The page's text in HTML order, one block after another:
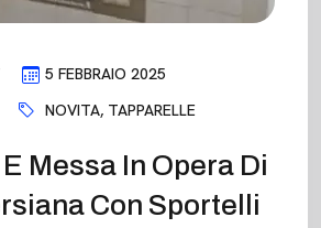
5 FEBBRAIO 2025
NOVITA, TAPPARELLE
Messa In Opera Di
Con Sportelli